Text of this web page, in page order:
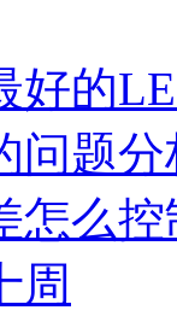
好的
问题分
怎么控
周